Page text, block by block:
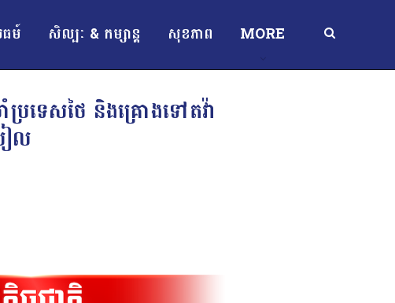
ម៍ សិល្បៈ & កម្សាន្ត សុខភាព MORE
ប្រទេសថៃ និងគ្រោងទៅតវ៉ា
ល